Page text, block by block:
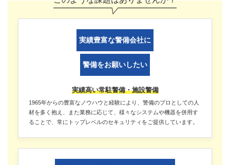
実績豊富な警備会社に
警備をお願いしたい
実績高い常駐警備・施設警備
1965年からの豊富なノウハウと経験により、警備のプロとしての人
材を多く抱え、また業務に応じて、様々なシステムや機器を併用す
ることで、常にトップレベルのセキュリティをご提供しています。